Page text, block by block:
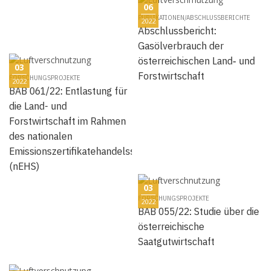
06
2022
PUBLIKATIONEN/ABSCHLUSSBERICHTE
Abschlussbericht:
Gasölverbrauch der
österreichischen Land‐ und
Forstwirtschaft
03
2022
FORSCHUNGSPROJEKTE
BAB 061/22: Entlastung für
die Land- und
Forstwirtschaft im Rahmen
des nationalen
Emissionszertifikatehandelssystems
(nEHS)
03
2022
FORSCHUNGSPROJEKTE
BAB 055/22: Studie über die
österreichische
Saatgutwirtschaft